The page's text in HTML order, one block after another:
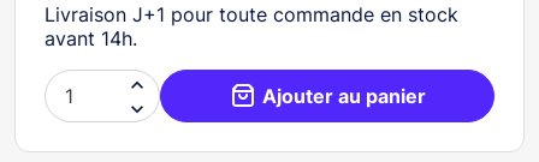
Livraison J+1 pour toute commande en stock
avant 14h.

 Ajouter au panier